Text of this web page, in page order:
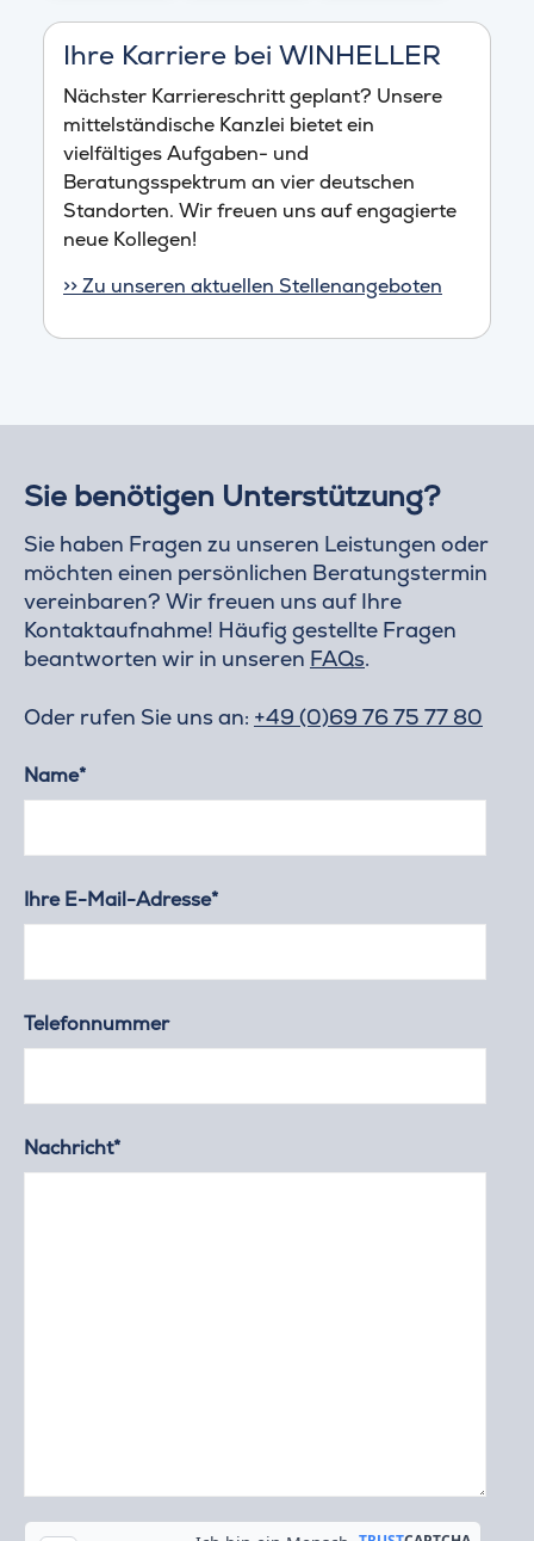
Ihre Karriere bei WINHELLER
Nächster Karriereschritt geplant? Unsere
mittelständische Kanzlei bietet ein
vielfältiges Aufgaben- und
Beratungsspektrum an vier deutschen
Standorten. Wir freuen uns auf engagierte
neue Kollegen!
>> Zu unseren aktuellen Stellenangeboten
Sie benötigen Unterstützung?
Sie haben Fragen zu unseren Leistungen oder
möchten einen persönlichen Beratungstermin
vereinbaren? Wir freuen uns auf Ihre
Kontaktaufnahme! Häufig gestellte Fragen
beantworten wir in unseren FAQs.
Oder rufen Sie uns an: +49 (0)69 76 75 77 80
Name*
Ihre E-Mail-Adresse*
Telefonnummer
Nachricht*